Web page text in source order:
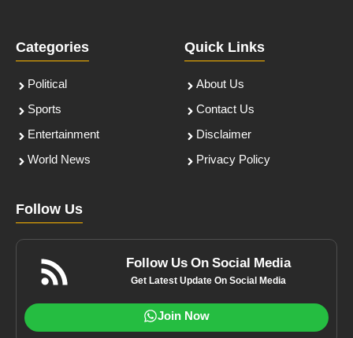
Categories
Political
Sports
Entertainment
World News
Quick Links
About Us
Contact Us
Disclaimer
Privacy Policy
Follow Us
Follow Us On Social Media
Get Latest Update On Social Media
Join Now